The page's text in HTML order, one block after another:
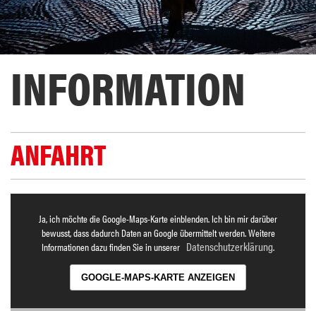
INFORMATION
ANFAHRT
Ja, ich möchte die Google-Maps-Karte einblenden. Ich bin mir darüber
bewusst, dass dadurch Daten an Google übermittelt werden. Weitere
Informationen dazu finden Sie in unserer Datenschutzerklärung.
GOOGLE-MAPS-KARTE ANZEIGEN